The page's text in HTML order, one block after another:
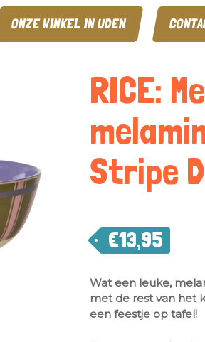
ONZE WINKEL IN UDEN
RICE:
Stripe
€13,95
Wat een leuke,
met de rest van het
een feestje op tafel!